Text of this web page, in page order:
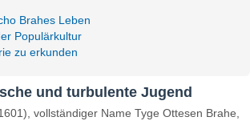
Brahes Leben
Populärkultur
zu erkunden
und turbulente Jugend
vollständiger Name Tyge Ottesen Brahe,